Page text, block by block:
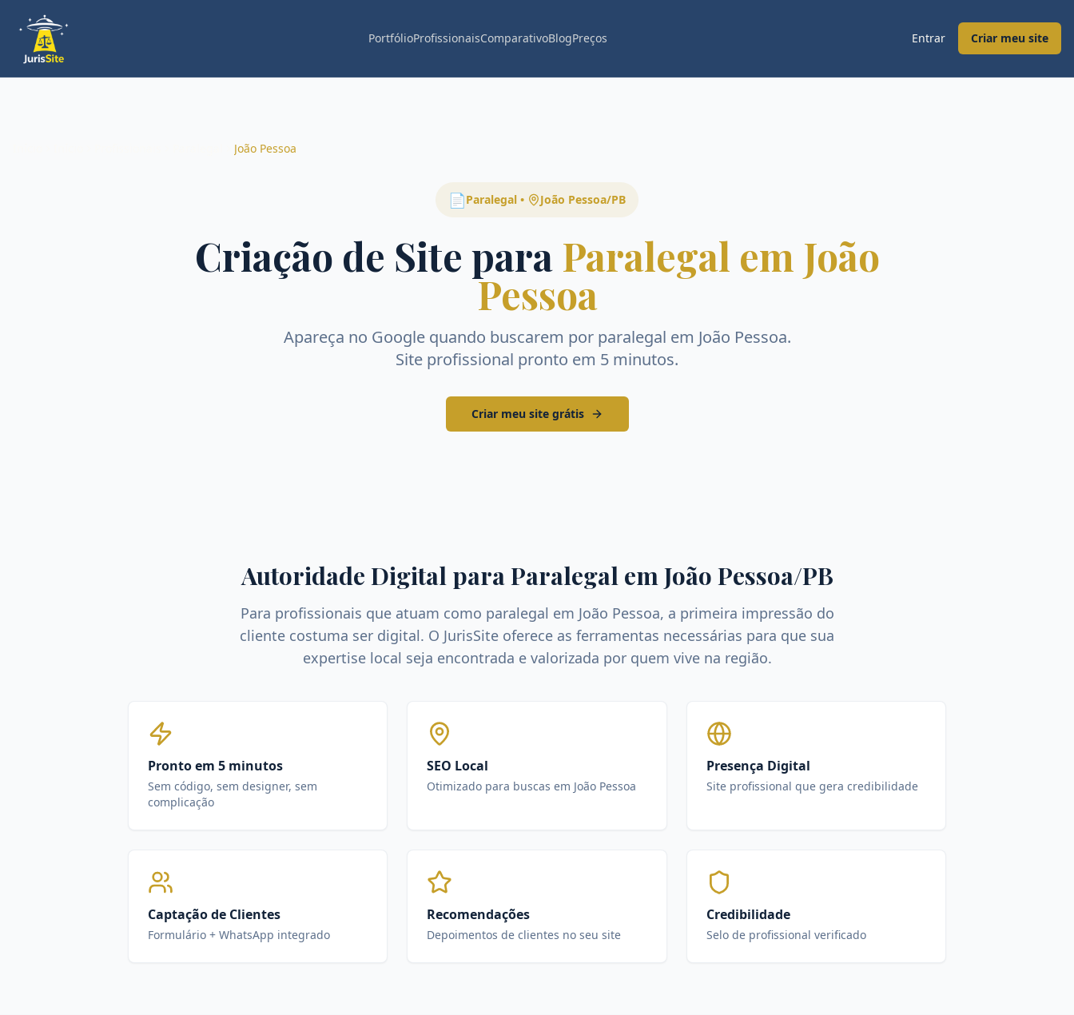
PortfólioProfissionaisComparativoBlogPreços Entrar Criar meu site
João Pessoa
📄Paralegal • João Pessoa/PB
Criação de Site para Paralegal em João
Pessoa
Apareça no Google quando buscarem por paralegal em João Pessoa.
Site profissional pronto em 5 minutos.
Criar meu site grátis
Autoridade Digital paraParalegalemJoão Pessoa/PB
Para profissionais que atuam como paralegal em João Pessoa, a primeira impressão do
cliente costuma ser digital. O JurisSite oferece as ferramentas necessárias para que sua
expertise local seja encontrada e valorizada por quem vive na região.
Pronto em 5 minutos
Sem código, sem designer, sem
complicação
SEO Local
Otimizado para buscas em João Pessoa
Presença Digital
Site profissional que gera credibilidade
Captação de Clientes
Formulário + WhatsApp integrado
Recomendações
Depoimentos de clientes no seu site
Credibilidade
Selo de profissional verificado